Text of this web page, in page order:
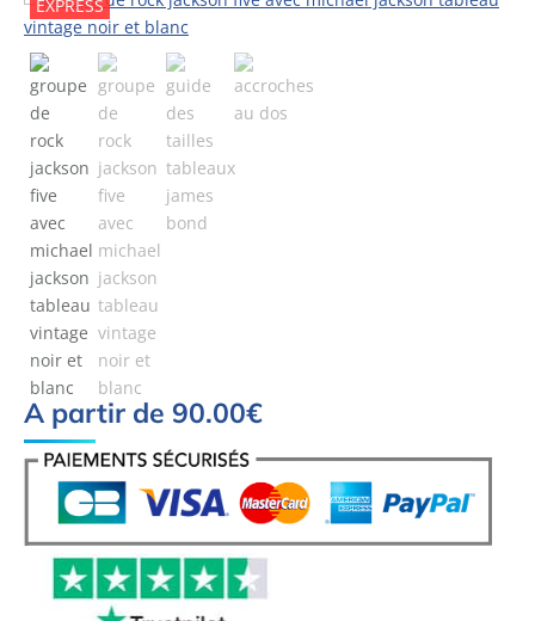
EXPRESS
A partir de 90.00€